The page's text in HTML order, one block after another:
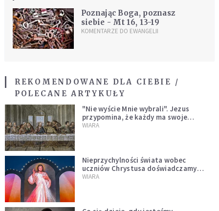
Poznając Boga, poznasz
siebie - Mt 16, 13-19
KOMENTARZE DO EWANGELII
REKOMENDOWANE DLA CIEBIE /
POLECANE ARTYKUŁY
"Nie wyście Mnie wybrali". Jezus
przypomina, że każdy ma swoje
miejsce i swoją misję
WIARA
Nieprzychylności świata wobec
uczniów Chrystusa doświadczamy
wszyscy, również dzisiaj
WIARA